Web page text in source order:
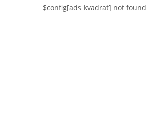
$config[ads_kvadrat] not found